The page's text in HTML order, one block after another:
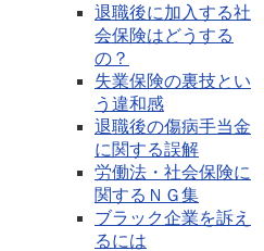
退職後に加入する社
会保険はどうする
の？
失業保険の裏技とい
う違和感
退職後の傷病手当金
に関する誤解
労働法・社会保険に
関するＮＧ集
ブラック企業を訴え
るには